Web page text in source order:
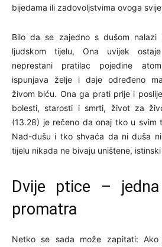
bijedama ili zadovoljstvima ovoga
Bilo da se zajedno s dušom
ljudskom tijelu, Ona uvijek ostaje
neprestani pratilac pojedine
ispunjava želje i daje određeno
živom biću. Ona ga prati prije i
bolesti, starosti i smrti, život za
(13.28) je rečeno da onaj tko u svim
Nad-dušu i tko shvaća da ni duša
tijelu nikada ne bivaju uništene,
Dvije ptice –
promatra
Netko se sada može zapitati: